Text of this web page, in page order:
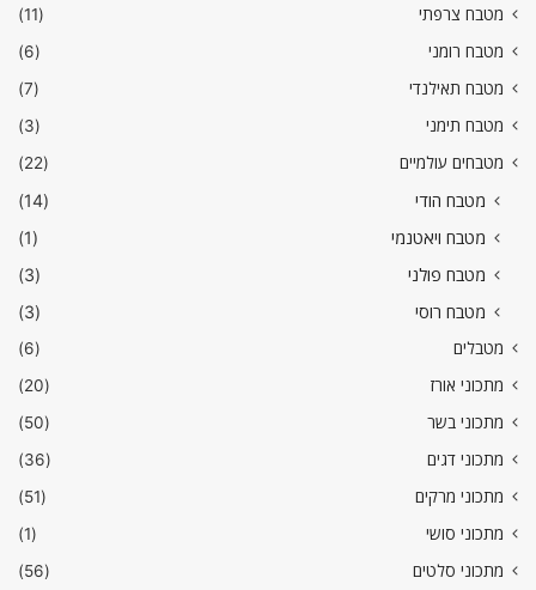
מטבח צרפתי
(11)
מטבח רומני
(6)
מטבח תאילנדי
(7)
מטבח תימני
(3)
מטבחים עולמיים
(22)
מטבח הודי
(14)
מטבח ויאטנמי
(1)
מטבח פולני
(3)
מטבח רוסי
(3)
מטבלים
(6)
מתכוני אורז
(20)
מתכוני בשר
(50)
מתכוני דגים
(36)
מתכוני מרקים
(51)
מתכוני סושי
(1)
מתכוני סלטים
(56)